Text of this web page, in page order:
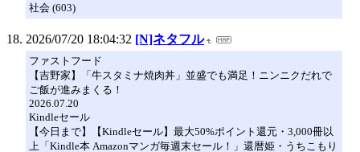
社会 (603)
2026/07/20 18:04:32 [N]ネタフル
ファストフード
【吉野家】「牛スタミナ焼肉丼」並盛でも満足！ニンニクだれで
ご飯が進みまくる！
2026.07.20
Kindleセール
【今日まで】【Kindleセール】最大50%ポイント還元・3,000冊以
上「Kindle本 Amazonマンガ毎週末セール！」還暦姫・うちこもり